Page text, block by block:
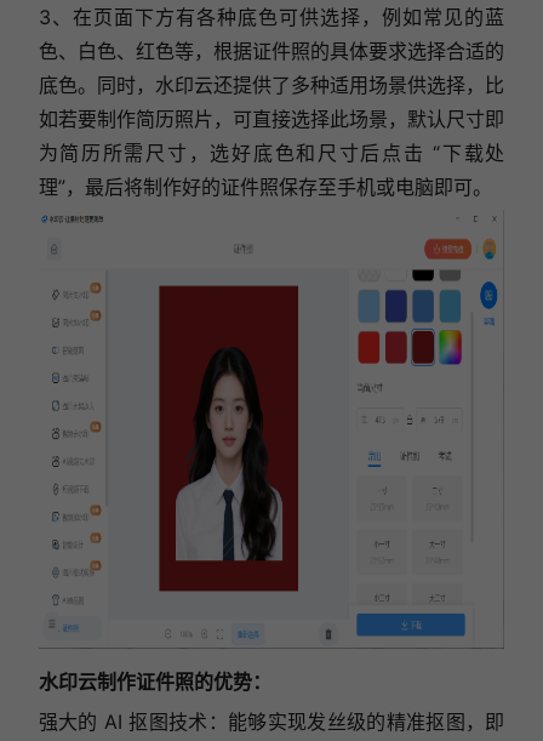
3、在页面下方有各种底色可供选择，例如常见的蓝
色、白色、红色等，根据证件照的具体要求选择合适的
底色。同时，水印云还提供了多种适用场景供选择，比
如若要制作简历照片，可直接选择此场景，默认尺寸即
为简历所需尺寸，选好底色和尺寸后点击 “下载处
理”，最后将制作好的证件照保存至手机或电脑即可。
水印云制作证件照的优势：
强大的 AI 抠图技术：能够实现发丝级的精准抠图，即